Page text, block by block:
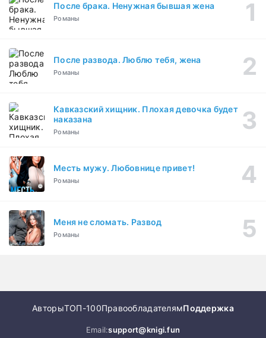
После брака. Ненужная бывшая жена
Романы
После развода. Люблю тебя, жена
Романы
Кавказский хищник. Плохая девочка будет
наказана
Романы
Месть мужу. Любовнице привет!
Романы
Меня не сломать. Развод
Романы
АвторыТОП-100ПравообладателямПоддержка
Email:support@knigi.fun